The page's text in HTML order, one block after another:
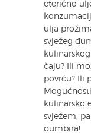
eterično
ulja
svježeg
čaju? Ili
povrću? Ili
kulinarsko
svježem,
đumbira!